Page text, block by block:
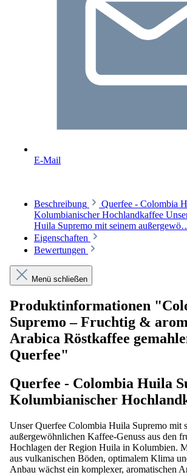
E-Mail
Beschreibung
Querfee - Colombia
Kolumbianischer Hochlandkaffee
Huila Supremo mit seinem
Eigenschaften
Bewertungen
Menü schließen
Produktinformationen
Supremo – Fruchtig &
Arabica Röstkaffee
Querfee"
Querfee - Colombia Huila
Kolumbianischer
Unser Querfee Colombia Huila Supremo mit
außergewöhnlichen Kaffee-Genuss aus den
Hochlagen der Region Huila in Kolumbien.
aus vulkanischen Böden, optimalem Klima
Anbau wächst ein komplexer, aromatischen